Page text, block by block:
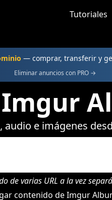
Tutoriales
— comprar, transferir y
Eliminar anuncios con PRO →
audio e imágenes
de varias URL a la vez
contenido de Imgur